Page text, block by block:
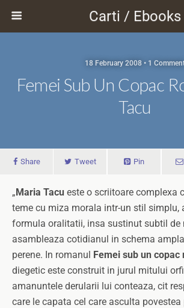
Carti / Ebooks
18 February 2008 • 1
Femei Sub Un Copac
Tacu
Share Tweet Pin
„Maria Tacu este o scriitoare complexa
teme cu miza morala intr-un stil simplu,
formula oralitatii, insa sustinut subtil de
asambleaza cotidianul in schema
perene. In romanul Femei sub un copac
diegetic este construit in jurul mitului
amanuntele derularii lui conteaza, cit
care le capata cel care asculta povestea